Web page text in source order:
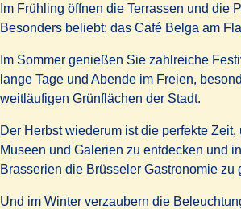
Im Frühling öffnen die Terrassen und die
Besonders beliebt: das Café Belga am
Im Sommer genießen Sie zahlreiche
lange Tage und Abende im Freien,
weitläufigen Grünflächen der Stadt.
Der Herbstwiederum ist die perfekte Zeit,
Museen und Galerien zu entdecken und
Brasserien die Brüsseler Gastronomie zu
Und im Winter verzaubern die